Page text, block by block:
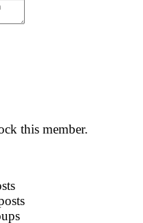
this member.